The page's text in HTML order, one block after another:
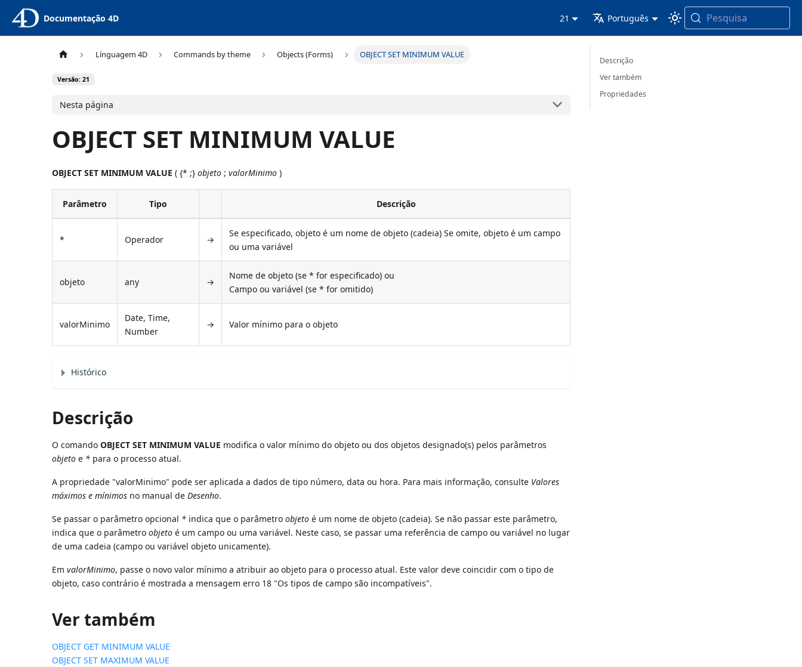
Documentação 4D 21 Português Pesquisa
Línguagem 4D Commands by theme Objects (Forms) OBJECT SET MINIMUM VALUE
Versão: 21
Nesta página
OBJECT SET MINIMUM VALUE
OBJECT SET MINIMUM VALUE ( {* ;}objeto ;valorMinimo )
Parâmetro Tipo Descrição
* Operador →
Se especificado, objeto é um nome de objeto (cadeia) Se omite, objeto é um campo
ou uma variável
objeto any →
Nome de objeto (se * for especificado) ou
Campo ou variável (se * for omitido)
valorMinimo
Date, Time,
Number
→ Valor mínimo para o objeto
Histórico
Descrição
O comandoOBJECT SET MINIMUM VALUE modifica o valor mínimo do objeto ou dos objetos designado(s) pelos parâmetros
objeto e * para o processo atual.
A propriedade "valorMinimo" pode ser aplicada a dados de tipo número, data ou hora. Para mais informação, consulte Valores
máximos e mínimos no manual deDesenho.
Se passar o parâmetro opcional * indica que o parâmetroobjeto é um nome de objeto (cadeia). Se não passar este parâmetro,
indica que o parâmetroobjeto é um campo ou uma variável. Neste caso, se passar uma referência de campo ou variável no lugar
de uma cadeia (campo ou variável objeto unicamente).
EmvalorMinimo, passe o novo valor mínimo a atribuir ao objeto para o processo atual. Este valor deve coincidir com o tipo de
objeto, caso contrário é mostrada a mensagem erro 18 "Os tipos de campo são incompatíveis".
Ver também
OBJECT GET MINIMUM VALUE
OBJECT SET MAXIMUM VALUE
Descrição
Ver também
Propriedades